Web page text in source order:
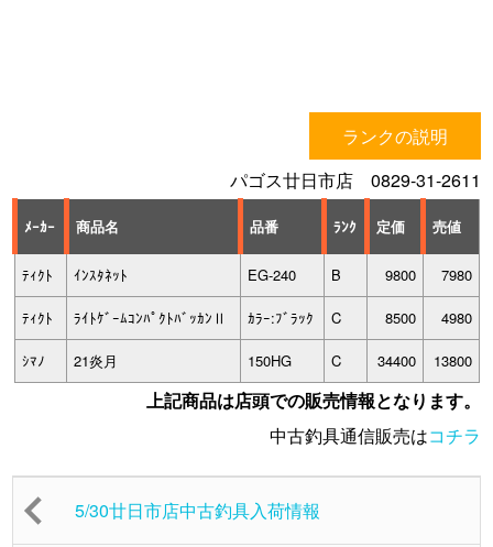
ランクの説明
パゴス廿日市店 0829-31-2611
ﾒｰｶｰ 商品名 品番 ﾗﾝｸ 定価 売値
ﾃｨｸﾄ ｲﾝｽﾀﾈｯﾄ EG-240 B 9800 7980
ﾃｨｸﾄ ﾗｲﾄｹﾞｰﾑｺﾝﾊﾟｸﾄﾊﾞｯｶﾝⅡ ｶﾗｰ:ﾌﾞﾗｯｸ C 8500 4980
ｼﾏﾉ 21炎月 150HG C 34400 13800
上記商品は店頭での販売情報となります。
中古釣具通信販売はコチラ
5/30廿日市店中古釣具入荷情報